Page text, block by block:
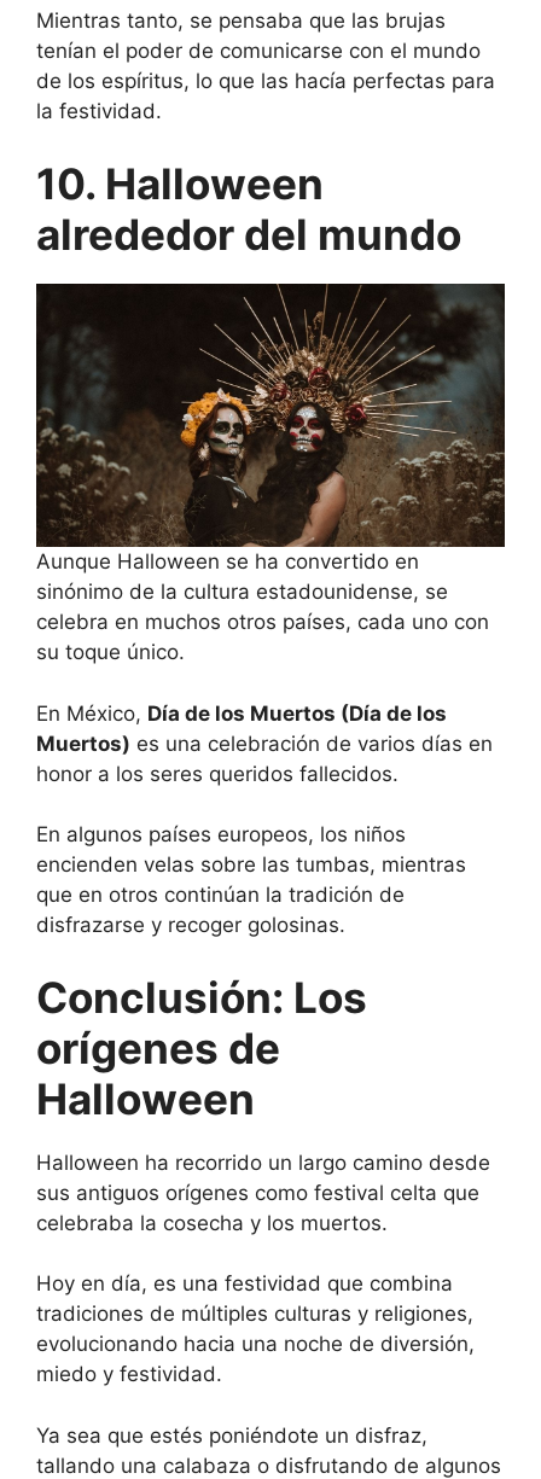
Mientras tanto, se pensaba que las brujas
tenían el poder de comunicarse con el mundo
de los espíritus, lo que las hacía perfectas para
la festividad.
10. Halloween
alrededor del mundo
Aunque Halloween se ha convertido en
sinónimo de la cultura estadounidense, se
celebra en muchos otros países, cada uno con
su toque único.
En México, Día de los Muertos (Día de los
Muertos) es una celebración de varios días en
honor a los seres queridos fallecidos.
En algunos países europeos, los niños
encienden velas sobre las tumbas, mientras
que en otros continúan la tradición de
disfrazarse y recoger golosinas.
Conclusión: Los
orígenes de
Halloween
Halloween ha recorrido un largo camino desde
sus antiguos orígenes como festival celta que
celebraba la cosecha y los muertos.
Hoy en día, es una festividad que combina
tradiciones de múltiples culturas y religiones,
evolucionando hacia una noche de diversión,
miedo y festividad.
Ya sea que estés poniéndote un disfraz,
tallando una calabaza o disfrutando de algunos